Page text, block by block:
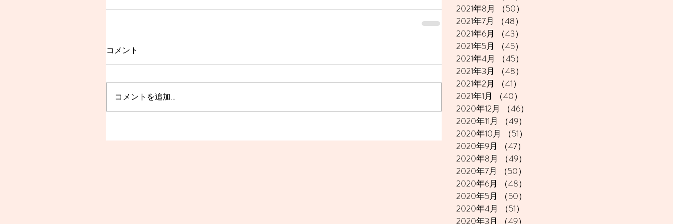
コメント
コメントを追加…
2021年8月
（50）
2021年7月
（48）
2021年6月
（43）
2021年5月
（45）
2021年4月
（45）
2021年3月
（48）
2021年2月
（41）
2021年1月
（40）
2020年12月
（46）
2020年11月
（49）
2020年10月
（51）
2020年9月
（47）
2020年8月
（49）
2020年7月
（50）
2020年6月
（48）
2020年5月
（50）
2020年4月
（51）
2020年3月
（49）